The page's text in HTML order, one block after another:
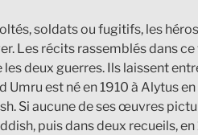
soldats ou fugitifs, les
Les récits rassemblés dans
deux guerres. Ils laissent
Umru est né en 1910 à Alytus
Si aucune de ses œuvres
puis dans deux recueils,